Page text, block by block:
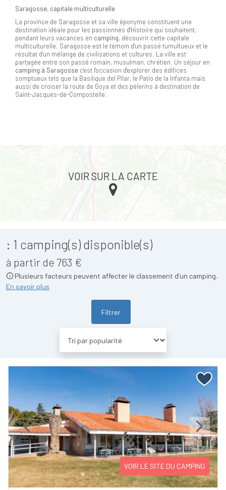
Saragosse, capitale multiculturelle
La province de Saragosse et sa ville éponyme constituent une
destination idéale pour les passionnés d'Histoire qui souhaitent,
pendant leurs vacances en camping, découvrir cette capitale
multiculturelle. Saragosse est le témoin d'un passé tumultueux et le
résultat d'un mélange de civilisations et cultures. La ville est
partagée entre son passé romain, musulman, chrétien. Un séjour en
camping à Saragosse c'est l'occasion d'explorer des édifices
somptueux tels que la Basilique del Pilar, le Patio de la Infanta mais
aussi de croiser la route de Goya et des pèlerins à destination de
Saint-Jacques-de-Compostelle.
: 1 camping(s) disponible(s)
à partir de 763 €
Plusieurs facteurs peuvent affecter le classement d’un camping.
En savoir plus
Filtrer
Previous Next
VOIR LE SITE DU CAMPING
VOIR SUR LA CARTE